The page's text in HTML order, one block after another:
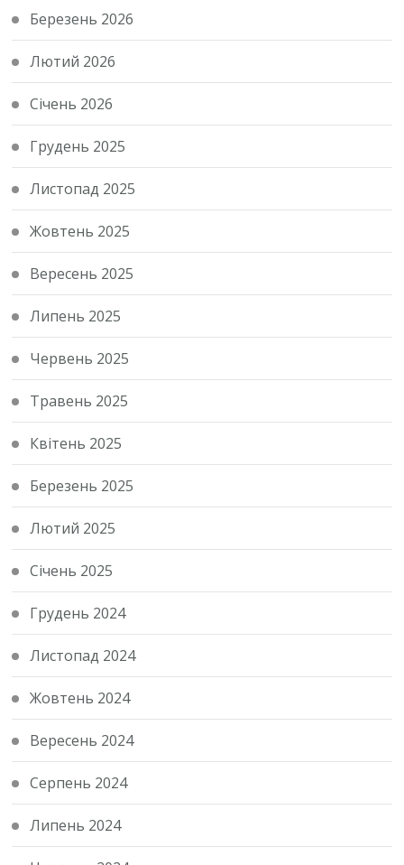
Березень 2026
Лютий 2026
Січень 2026
Грудень 2025
Листопад 2025
Жовтень 2025
Вересень 2025
Липень 2025
Червень 2025
Травень 2025
Квітень 2025
Березень 2025
Лютий 2025
Січень 2025
Грудень 2024
Листопад 2024
Жовтень 2024
Вересень 2024
Серпень 2024
Липень 2024